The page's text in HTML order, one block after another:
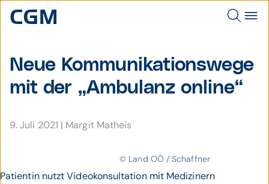
Neue Kom­muni­kations­wege
mit der „Ambulanz online“
9. Juli 2021 | Margit Matheis
© Land OÖ / Schaffner
Patientin nutzt Videokonsultation mit Medizinern